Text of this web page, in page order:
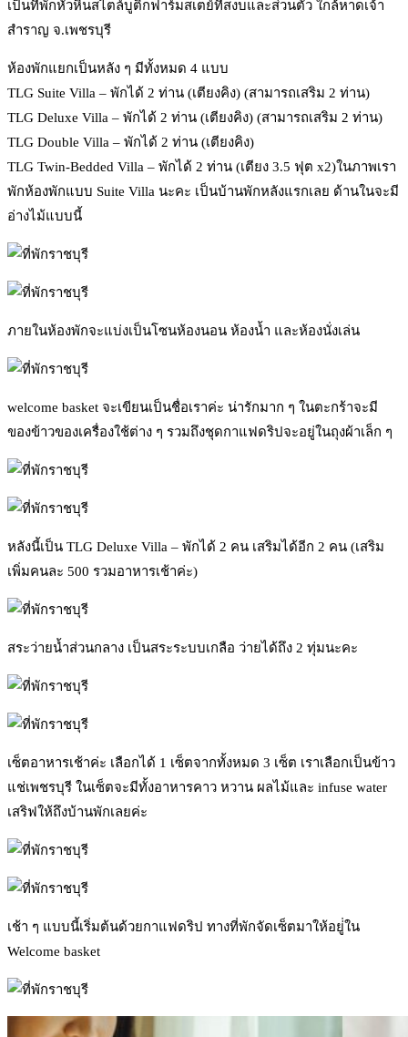
เป็นที่พักหัวหินสไตล์บูติกฟาร์มสเตย์ที่สงบและส่วนตัว ใกล้หาดเจ้า
สำราญ จ.เพชรบุรี
ห้องพักแยกเป็นหลัง ๆ มีทั้งหมด 4 แบบ
TLG Suite Villa – พักได้ 2 ท่าน (เตียงคิง) (สามารถเสริม 2 ท่าน)
TLG Deluxe Villa – พักได้ 2 ท่าน (เตียงคิง) (สามารถเสริม 2 ท่าน)
TLG Double Villa – พักได้ 2 ท่าน (เตียงคิง)
TLG Twin-Bedded Villa – พักได้ 2 ท่าน (เตียง 3.5 ฟุต x2)ในภาพเรา
พักห้องพักแบบ Suite Villa นะคะ เป็นบ้านพักหลังแรกเลย ด้านในจะมี
อ่างไม้แบบนี้
ภายในห้องพักจะแบ่งเป็นโซนห้องนอน ห้องน้ำ และห้องนั่งเล่น
welcome basket จะเขียนเป็นชื่อเราค่ะ น่ารักมาก ๆ ในตะกร้าจะมี
ของข้าวของเครื่องใช้ต่าง ๆ รวมถึงชุดกาแฟดริปจะอยู่ในถุงผ้าเล็ก ๆ
หลังนี้เป็น TLG Deluxe Villa – พักได้ 2 คน เสริมได้อีก 2 คน (เสริม
เพิ่มคนละ 500 รวมอาหารเช้าค่ะ)
สระว่ายน้ำส่วนกลาง เป็นสระระบบเกลือ ว่ายได้ถึง 2 ทุ่มนะคะ
เซ็ตอาหารเช้าค่ะ เลือกได้ 1 เซ็ตจากทั้งหมด 3 เซ็ต เราเลือกเป็นข้าว
แช่เพชรบุรี ในเซ็ตจะมีทั้งอาหารคาว หวาน ผลไม้และ infuse water
เสริฟให้ถึงบ้านพักเลยค่ะ
เช้า ๆ แบบนี้เริ่มต้นด้วยกาแฟดริป ทางที่พักจัดเซ็ตมาให้อยู่่ใน
Welcome basket